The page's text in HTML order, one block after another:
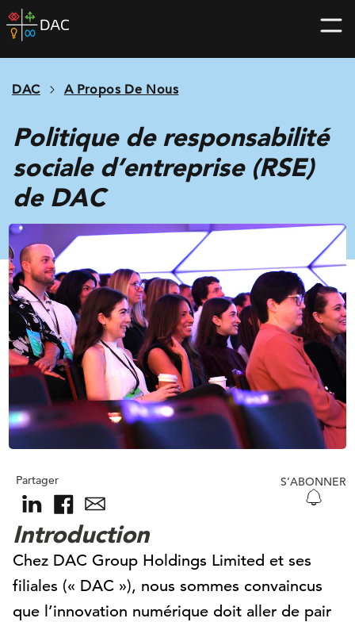
Skip
to
home
DAC A Propos De Nous
Politique de responsabilité
sociale d’entreprise (RSE)
de DAC
Partager S’ABONNER
Introduction
Chez DAC Group Holdings Limited et ses
filiales (« DAC »), nous sommes convaincus
que l’innovation numérique doit aller de pair